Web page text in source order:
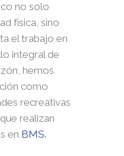
no solo
física, sino
el trabajo en
integral de
hemos
como
recreativas
realizan
en BMS.